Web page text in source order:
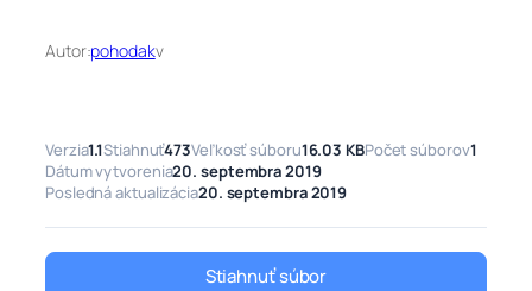
Autor:pohodakv
Verzia1.1Stiahnuť473Veľkosť súboru16.03 KBPočet súborov1
Dátum vytvorenia20. septembra 2019
Posledná aktualizácia20. septembra 2019
Stiahnuť súbor